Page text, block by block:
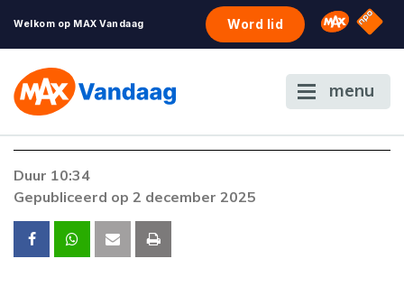
Welkom op MAX Vandaag Word lid Omroep
NPO
menu
Er is een licentie-fout opgetreden. Als het
contact op met onze klantenservice.
Duur 10:34
Gepubliceerd op 2 december 2025